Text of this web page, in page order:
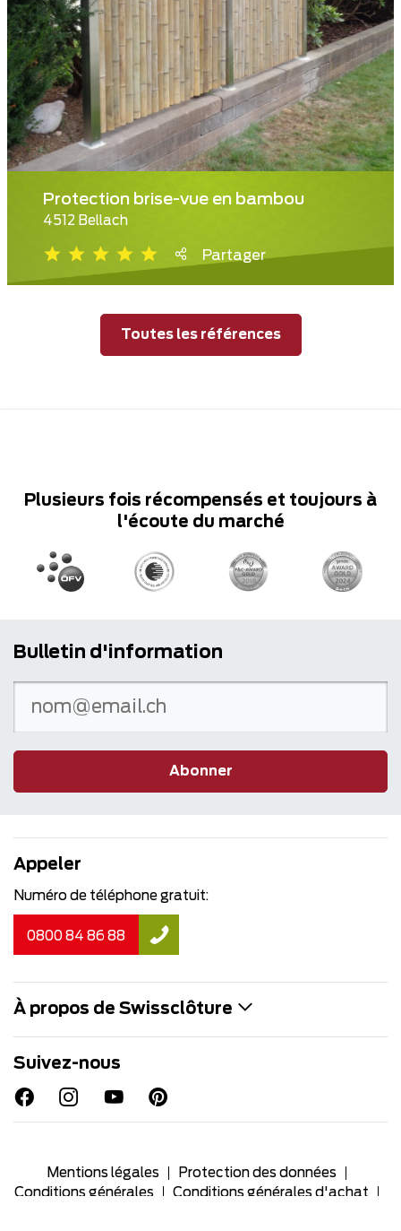
Protection brise-vue en bambou
4512 Bellach
Partager
Toutes les références
Plusieurs fois récompensés et toujours à
l'écoute du marché
Bulletin d'information
Abonner
Appeler
Numéro de téléphone gratuit:
0800 84 86 88
À propos de Swissclôture
Suivez-nous
Mentions légales
Protection des données
Conditions générales
Conditions générales d'achat